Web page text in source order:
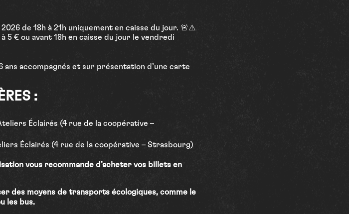
de 18h à 21h uniquement en caisse du jour. 🚨⚠️
5 € ou avant 18h en caisse du jour le vendredi
accompagnés et sur présentation d’une carte
:
Éclairés (4 rue de la coopérative –
Éclairés (4 rue de la coopérative – Strasbourg)
vous recommande d’acheter vos billets en
des moyens de transports écologiques, comme le
les bus.